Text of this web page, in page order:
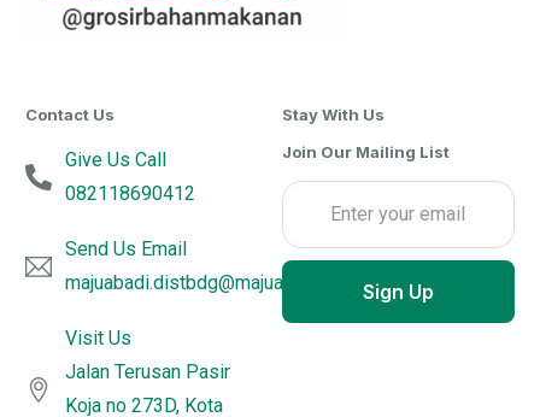
Contact Us
Give Us Call
082118690412
Send Us Email
majuabadi.distbdg@majuabadijujurutama.com
Visit Us
Jalan Terusan Pasir
Koja no 273D, Kota
Stay With Us
Join Our Mailing List
Sign Up